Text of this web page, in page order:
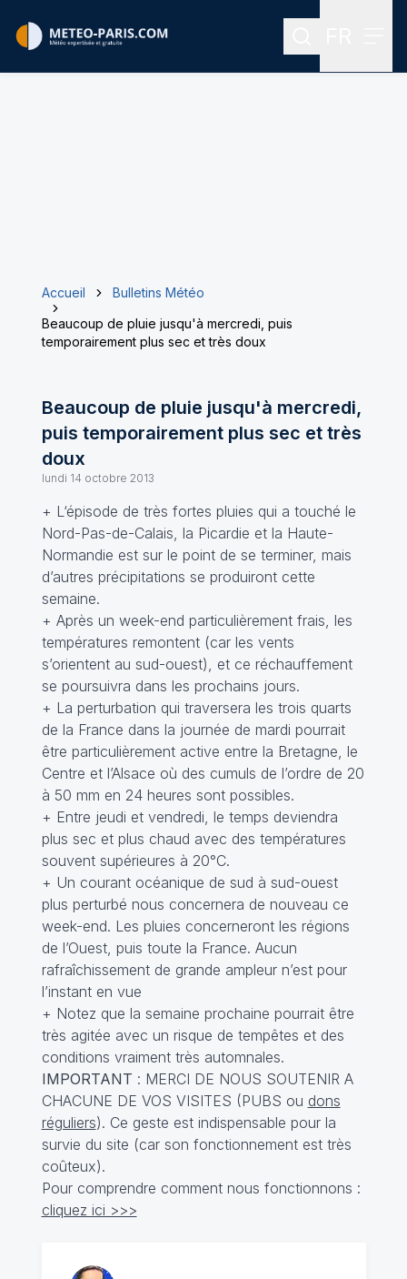
Rechercher
Accueil
Bulletins Météo
Beaucoup de pluie jusqu'à mercredi, puis
temporairement plus sec et très doux
Beaucoup de pluie jusqu'à mercredi,
puis temporairement plus sec et très
doux
lundi 14 octobre 2013
+ L‘épisode de très fortes pluies qui a touché le
Nord-Pas-de-Calais, la Picardie et la Haute-
Normandie est sur le point de se terminer, mais
d’autres précipitations se produiront cette
semaine.
+ Après un week-end particulièrement frais, les
températures remontent (car les vents
s’orientent au sud-ouest), et ce réchauffement
se poursuivra dans les prochains jours.
+ La perturbation qui traversera les trois quarts
de la France dans la journée de mardi pourrait
être particulièrement active entre la Bretagne, le
Centre et l’Alsace où des cumuls de l’ordre de 20
à 50 mm en 24 heures sont possibles.
+ Entre jeudi et vendredi, le temps deviendra
plus sec et plus chaud avec des températures
souvent supérieures à 20°C.
+ Un courant océanique de sud à sud-ouest
plus perturbé nous concernera de nouveau ce
week-end. Les pluies concerneront les régions
de l’Ouest, puis toute la France. Aucun
rafraîchissement de grande ampleur n’est pour
l’instant en vue
+ Notez que la semaine prochaine pourrait être
très agitée avec un risque de tempêtes et des
conditions vraiment très automnales.
IMPORTANT : MERCI DE NOUS SOUTENIR A
CHACUNE DE VOS VISITES (PUBS ou dons
réguliers). Ce geste est indispensable pour la
survie du site (car son fonctionnement est très
coûteux).
Pour comprendre comment nous fonctionnons :
cliquez ici >>>